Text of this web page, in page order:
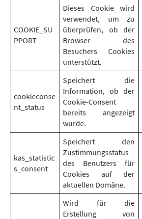
COOKIE_SU
PPORT
Dieses Cookie wird
verwendet, um zu
überprüfen, ob der
Browser des
Besuchers Cookies
unterstützt.
cookieconse
nt_status
Speichert die
Information, ob der
Cookie-Consent
bereits angezeigt
wurde.
kas_statistic
s_consent
Speichert den
Zustimmungsstatus
des Benutzers für
Cookies auf der
aktuellen Domäne.
Wird für die
Erstellung von